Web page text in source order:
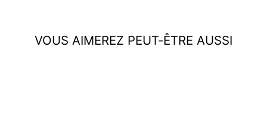
VOUS AIMEREZ PEUT-ÊTRE AUSSI